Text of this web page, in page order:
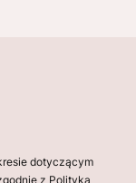
dotyczącym
z Polityką